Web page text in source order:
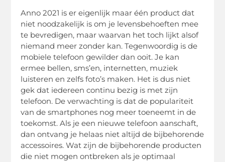
Anno 2021 is er eigenlijk maar één product dat
niet noodzakelijk is om je levensbehoeften mee
te bevredigen, maar waarvan het toch lijkt alsof
niemand meer zonder kan. Tegenwoordig is de
mobiele telefoon gewilder dan ooit. Je kan
ermee bellen, sms’en, internetten, muziek
luisteren en zelfs foto’s maken. Het is dus niet
gek dat iedereen continu bezig is met zijn
telefoon. De verwachting is dat de populariteit
van de smartphones nog meer toeneemt in de
toekomst. Als je een nieuwe telefoon aanschaft,
dan ontvang je helaas niet altijd de bijbehorende
accessoires. Wat zijn de bijbehorende producten
die niet mogen ontbreken als je optimaal